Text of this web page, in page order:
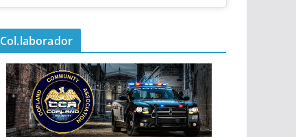
Col.laborador